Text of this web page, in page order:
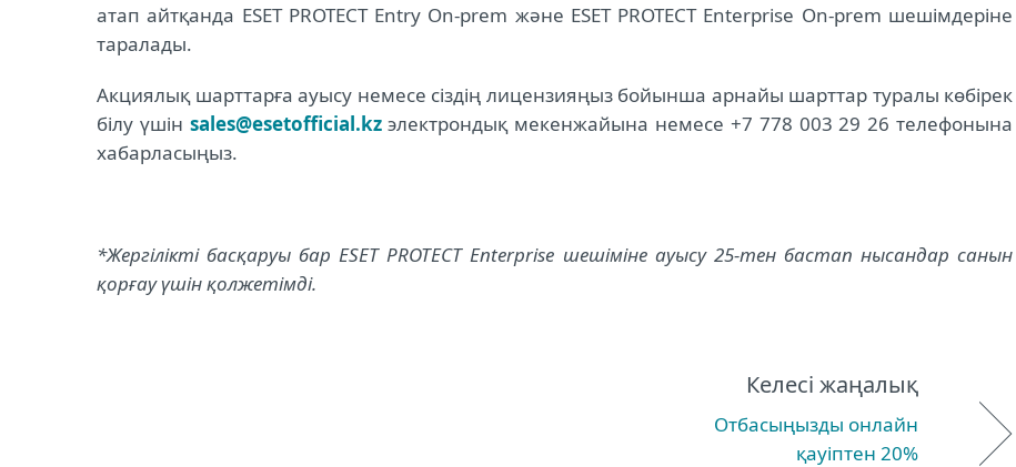
атап айтқанда ESET PROTECT Entry On-prem және ESET PROTECT Enterprise On-prem шешімдеріне
таралады.
Акциялық шарттарға ауысу немесе сіздің лицензияңыз бойынша арнайы шарттар туралы көбірек
білу үшін sales@esetofficial.kzэлектрондық мекенжайына немесе +7 778 003 29 26 телефонына
хабарласыңыз.
*Жергілікті басқаруы бар ESET PROTECT Enterprise шешіміне ауысу 25-тен бастап нысандар санын
қорғау үшін қолжетімді.
Келесі жаңалық
Отбасыңызды онлайн
қауіптен 20%